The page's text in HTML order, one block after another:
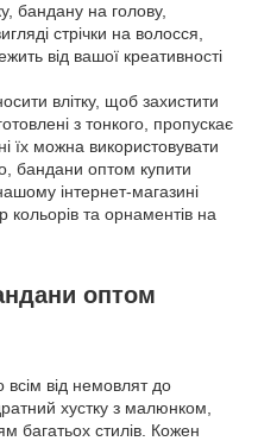
бандану на голову,
стрічки на волосся,
від вашої креативності
влітку, щоб захистити
з тонкого, пропускає
їх можна використовувати
бандани оптом купити
інтернет-магазині
кольорів та орнаментів на
оптом
всім від немовлят до
хустку з малюнком,
багатьох стилів. Кожен